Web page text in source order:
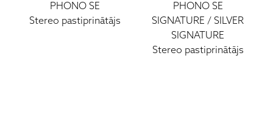
PHONO SE
Stereo pastiprinātājs
PHONO SE
SIGNATURE / SILVER
SIGNATURE
Stereo pastiprinātājs